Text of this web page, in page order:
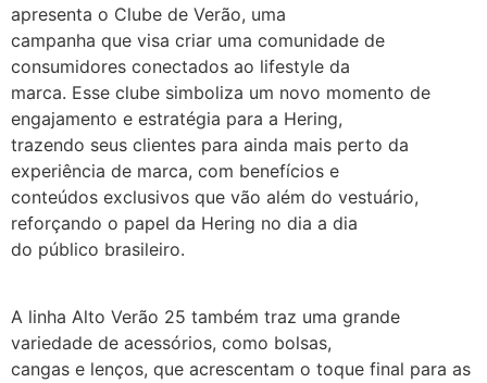
apresenta o Clube de Verão, uma
campanha que visa criar uma comunidade de
consumidores conectados ao lifestyle da
marca. Esse clube simboliza um novo momento de
engajamento e estratégia para a Hering,
trazendo seus clientes para ainda mais perto da
experiência de marca, com benefícios e
conteúdos exclusivos que vão além do vestuário,
reforçando o papel da Hering no dia a dia
do público brasileiro.
A linha Alto Verão 25 também traz uma grande
variedade de acessórios, como bolsas,
cangas e lenços, que acrescentam o toque final para as